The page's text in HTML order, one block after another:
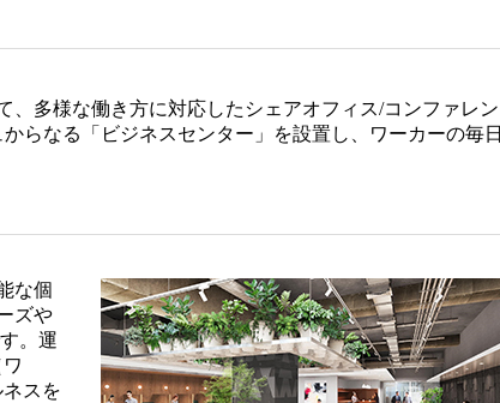
多様な働き方に対応したシェアオフィス/コンファレン
らなる「ビジネスセンター」を設置し、ワーカーの毎日
な個
ズや
。運
スを